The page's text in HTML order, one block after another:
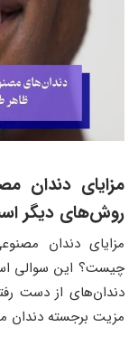
مزایای دندان
روش‌های دیگر
مزایای دندان
چیست؟ این سوالی
دندان‌های از دست
مزیت برجسته دندان